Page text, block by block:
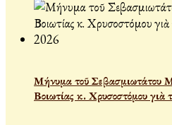
Μήνυμα τοῦ Σεβασμιωτάτου
Βοιωτίας κ. Χρυσοστόμου